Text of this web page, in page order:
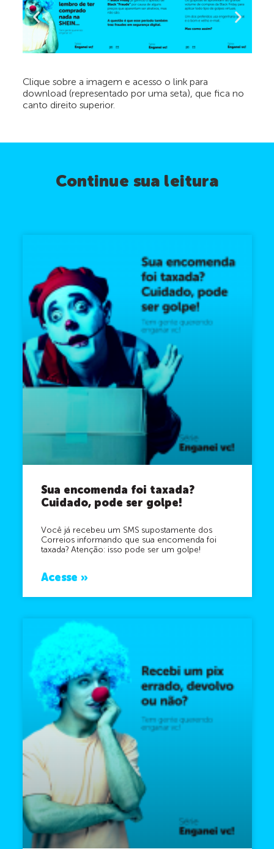
Clique sobre a imagem e acesso o link para
download (representado por uma seta), que fica no
canto direito superior.
Continue sua leitura
Sua encomenda foi taxada?
Cuidado, pode ser golpe!
Você já recebeu um SMS supostamente dos
Correios informando que sua encomenda foi
taxada? Atenção: isso pode ser um golpe!
Acesse »